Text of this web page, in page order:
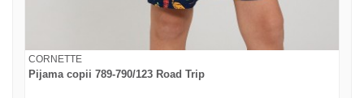
CORNETTE
Pijama copii 789-790/123 Road Trip